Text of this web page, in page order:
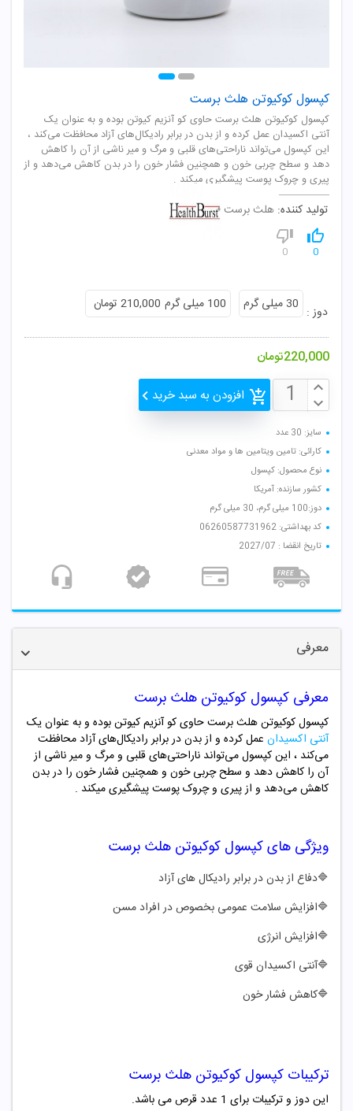
کپسول کوکیوتن هلث برست
کپسول کوکیوتن هلث برست حاوی کو آنزیم کیوتن بوده و به عنوان یک
آنتی اکسیدان عمل کرده و از بدن در برابر رادیکال‌های آزاد محافظت می‌کند ،
این کپسول می‌تواند ناراحتی‌های قلبی و مرگ و میر ناشی از آن را کاهش
دهد و سطح چربی خون و همچنین فشار خون را در بدن کاهش می‌دهد و از
پیری و چروک پوست پیشگیری میکند .
تولید کننده: هلث برست
0
0
دوز : 30 میلی گرم 100 میلی گرم 210,000 تومان
220,000تومان
افزودن به سبد خرید
سایز: 30 عدد
کارائی: تامین ویتامین ها و مواد معدنی
نوع محصول: کپسول
کشور سازنده: آمریکا
دوز:100 میلی گرم، 30 میلی گرم
کد بهداشتی: 06260587731962
تاریخ انقضا : 2027/07
معرفی
معرفی کپسول کوکیوتن هلث برست
کپسول کوکیوتن هلث برست حاوی کو آنزیم کیوتن بوده و به عنوان یک
آنتی اکسیدان عمل کرده و از بدن در برابر رادیکال‌های آزاد محافظت
می‌کند ، این کپسول می‌تواند ناراحتی‌های قلبی و مرگ و میر ناشی از
آن را کاهش دهد و سطح چربی خون و همچنین فشار خون را در بدن
کاهش می‌دهد و از پیری و چروک پوست پیشگیری میکند .
ویژگی های کپسول کوکیوتن هلث برست
🔷دفاع از بدن در برابر رادیکال های آزاد
🔷افزایش سلامت عمومی بخصوص در افراد مسن
🔷افزایش انرژی
🔷آنتی اکسیدان قوی
🔷کاهش فشار خون
ترکیبات کپسول کوکیوتن هلث برست
این دوز و ترکیبات برای 1 عدد قرص می باشد.